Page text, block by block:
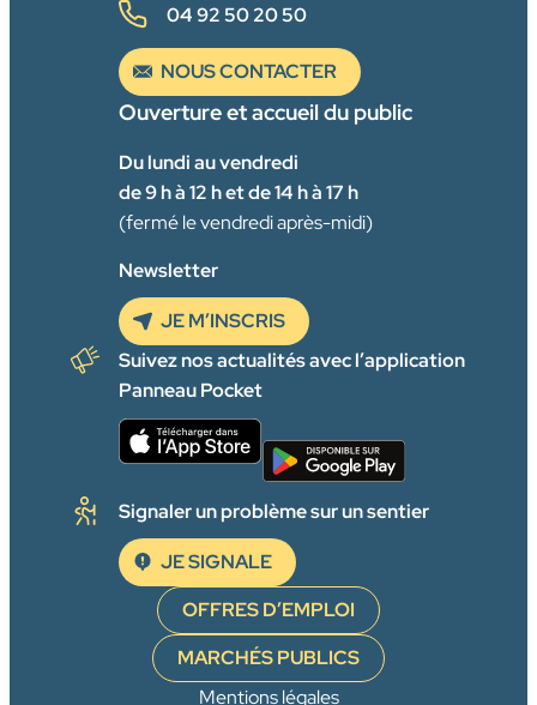
04 92 50 20 50
NOUS CONTACTER
Ouverture et accueil du public
Du lundi au vendredi
de 9 h à 12 h et de 14 h à 17 h
(fermé le vendredi après-midi)
Newsletter
JE M’INSCRIS
Suivez nos actualités avec l’application
Panneau Pocket
Signaler un problème sur un sentier
JE SIGNALE
OFFRES D’EMPLOI
MARCHÉS PUBLICS
Mentions légales